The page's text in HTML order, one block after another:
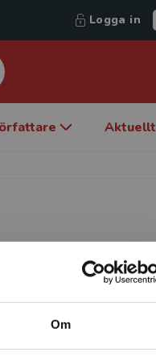
Om
Logga in
Aktuellt
vid Institutionen
skyddsfaktorer, hur
kan användas i